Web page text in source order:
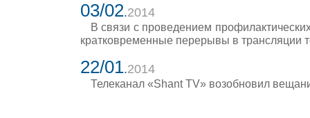
03/02.2014
В связи с проведением
кратковременные перерывы в трансляции
22/01.2014
Телеканал «Shant TV» возобновил